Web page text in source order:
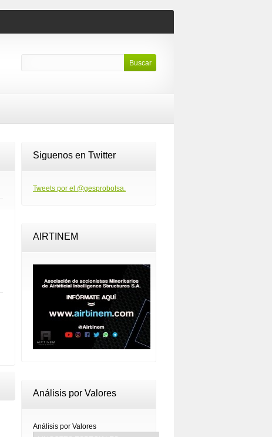
Siguenos en Twitter
Tweets por el @gesprobolsa.
AIRTINEM
Análisis por Valores
Análisis por Valores